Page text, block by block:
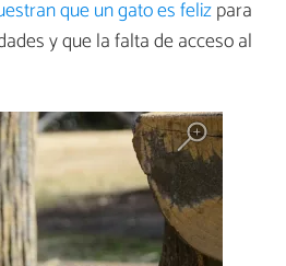
que un gato es felizpara
y que la falta de acceso al